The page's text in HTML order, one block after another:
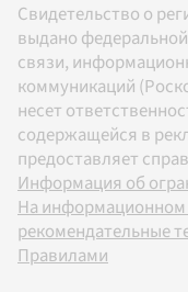
Свидетельство о
выдано
связи,
коммуникаций
несет
содержащейся в
предоставляет
Информация об
На информационном
рекомендательные
Правилами